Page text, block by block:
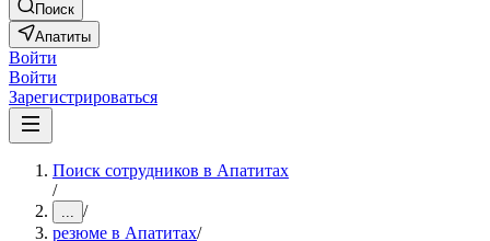
Поиск
Апатиты
Войти
Войти
Зарегистрироваться
Поиск сотрудников в Апатитах
/
... /
резюме в Апатитах/